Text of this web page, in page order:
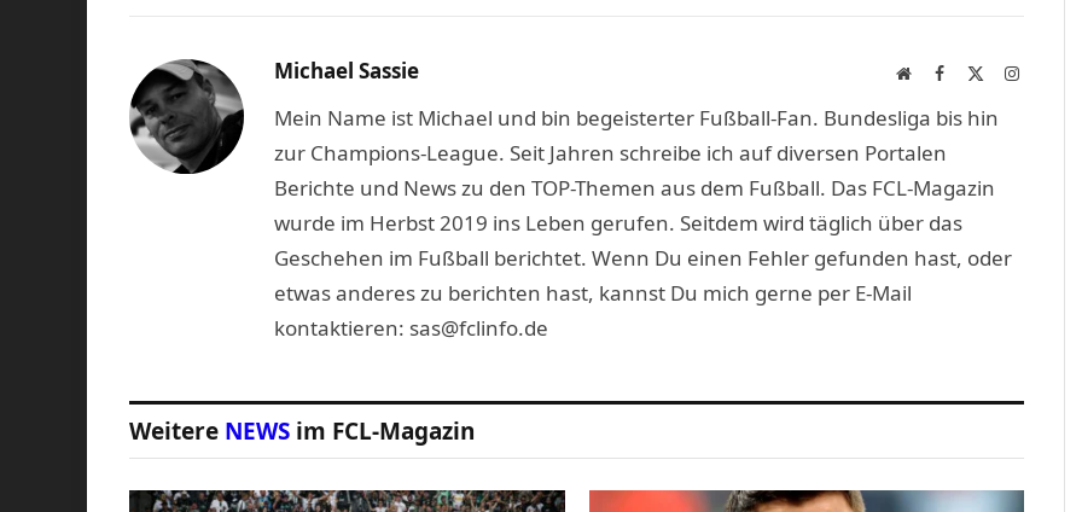
Michael Sassie WebsiteFacebook
Mein Name ist Michael und bin begeisterter Fußball-Fan. Bundesliga bis hin
zur Champions-League. Seit Jahren schreibe ich auf diversen Portalen
Berichte und News zu den TOP-Themen aus dem Fußball. Das FCL-Magazin
wurde im Herbst 2019 ins Leben gerufen. Seitdem wird täglich über das
Geschehen im Fußball berichtet. Wenn Du einen Fehler gefunden hast, oder
etwas anderes zu berichten hast, kannst Du mich gerne per E-Mail
kontaktieren: sas@fclinfo.de
Weitere NEWS im FCL-Magazin